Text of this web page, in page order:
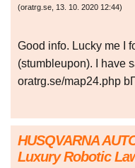
(oratrg.se, 13. 10. 2020 12:44)
Good info. Lucky me I
(stumbleupon). I have
oratrg.se/map24.php
HUSQVARNA
Luxury Robotic